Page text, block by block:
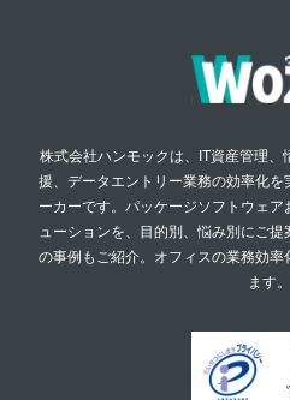
株式会社ハンモックは、IT資産管理
援、データエントリー業務の効率化
ーカーです。パッケージソフトウェ
ューションを、目的別、悩み別にご
の事例もご紹介。オフィスの業務効
ます。